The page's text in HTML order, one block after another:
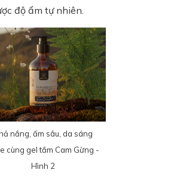
độ ẩm tự nhiên.
nắng, ấm sâu, da sáng
cùng gel tắm Cam Gừng -
Hình 2